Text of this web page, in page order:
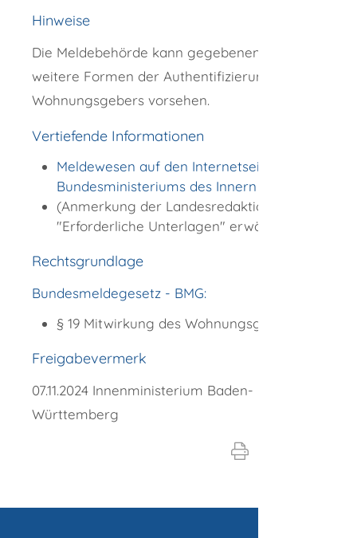
Hinweise
Die Meldebehörde kann gegebenenfalls
weitere Formen der Authentifizierung des
Wohnungsgebers vorsehen.
Vertiefende Informationen
Meldewesen auf den Internetseiten des
Bundesministeriums des Innern
(Anmerkung der Landesredaktion: Unter
"Erforderliche Unterlagen" erwähnen)
Rechtsgrundlage
Bundesmeldegesetz - BMG:
§ 19 Mitwirkung des Wohnungsgebers
Freigabevermerk
07.11.2024 Innenministerium Baden-
Württemberg